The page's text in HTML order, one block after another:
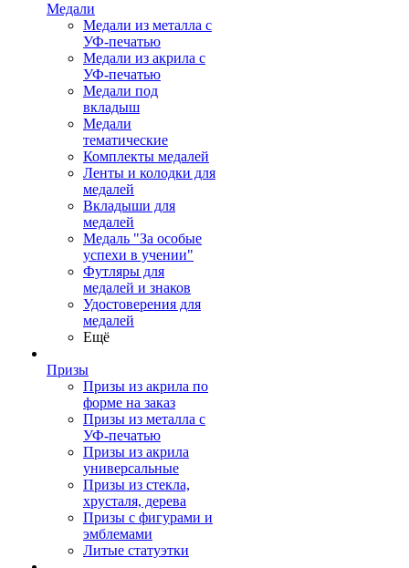
Медали
Медали из металла с
УФ-печатью
Медали из акрила с
УФ-печатью
Медали под
вкладыш
Медали
тематические
Комплекты медалей
Ленты и колодки для
медалей
Вкладыши для
медалей
Медаль "За особые
успехи в учении"
Футляры для
медалей и знаков
Удостоверения для
медалей
Ещё
Призы
Призы из акрила по
форме на заказ
Призы из металла с
УФ-печатью
Призы из акрила
универсальные
Призы из стекла,
хрусталя, дерева
Призы с фигурами и
эмблемами
Литые статуэтки